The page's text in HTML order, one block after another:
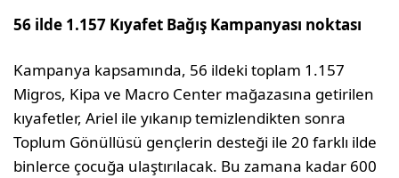
56 ilde 1.157 Kıyafet Bağış Kampanyası noktası
Kampanya kapsamında, 56 ildeki toplam 1.157
Migros, Kipa ve Macro Center mağazasına getirilen
kıyafetler, Ariel ile yıkanıp temizlendikten sonra
Toplum Gönüllüsü gençlerin desteği ile 20 farklı ilde
binlerce çocuğa ulaştırılacak. Bu zamana kadar 600